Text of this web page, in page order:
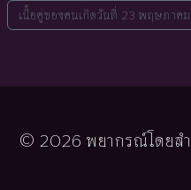
เนื้อคู่ของคนเกิดวันที่ 23 พฤษภาค
© 2026 พยากรณ์โดยสำ